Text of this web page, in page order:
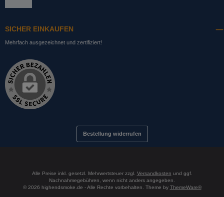
SICHER EINKAUFEN
Mehrfach ausgezeichnet und zertifiziert!
Bestellung widerrufen
Alle Preise inkl. gesetzl. Mehrwertsteuer zzgl. Versandkosten und ggf.
Nachnahmegebühren, wenn nicht anders angegeben.
© 2026 highendsmoke.de - Alle Rechte vorbehalten. Theme by ThemeWare®